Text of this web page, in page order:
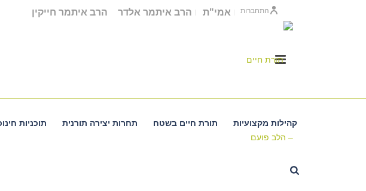
אמי"ת הרב איתמר אלדר הרב איתמר חייקין התחברות
קהילות מקצועיות תורת חיים בשטח תחרות יצירה תורנית תוכניות
פרשת במדבר- סיוון רהב מאיר